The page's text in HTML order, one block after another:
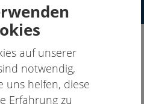
auf unserer
notwendig,
uns helfen, diese
Erfahrung zu
M.Sc.